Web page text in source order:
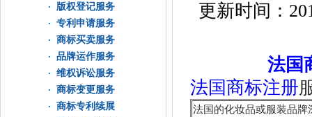
版权登记服务
专利申请服务
商标买卖服务
品牌运作服务
维权诉讼服务
商标变更服务
商标专利续展
更新时间：
法国
法国商标注册
法国的化妆品或服装品